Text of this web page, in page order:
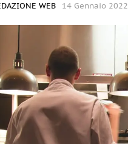
WEB 14 Gennaio 2022